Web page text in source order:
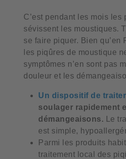
C’est pendant les mois les
sévissent les moustiques.
se faire piquer. Bien qu’en
les piqûres de moustique
symptômes n’en sont pas
douleur et les
Un dispositif de
soulager rapidement
démangeaisons. Le
est simple,
Parmi les produits
traitement local des